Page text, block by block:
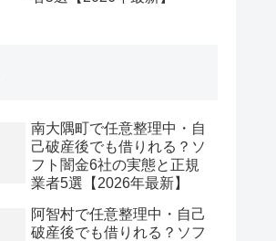
南大隅町で任意整理中・自
己破産後でも借りれる？ソ
フト闇金6社の実態と正規
業者5選【2026年最新】
阿智村で任意整理中・自己
破産後でも借りれる？ソフ